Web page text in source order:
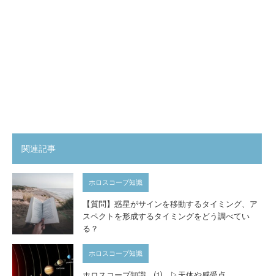
関連記事
ホロスコープ知識
【質問】惑星がサインを移動するタイミング、ア
スペクトを形成するタイミングをどう調べてい
る？
ホロスコープ知識